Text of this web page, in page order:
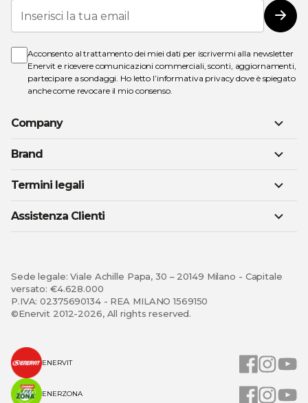
Iscriviti
alla
nostra
Acconsento al trattamento dei miei dati per iscrivermi alla newsletter
Enervit e ricevere comunicazioni commerciali, sconti, aggiornamenti,
partecipare a sondaggi. Ho letto l’informativa privacydove è spiegato
anche come revocare il mio consenso.
Company
Brand
Termini legali
Assistenza Clienti
Sede legale: Viale Achille Papa, 30 – 20149 Milano - Capitale
versato: €4.628.000
P.IVA: 02375690134 - REA MILANO 1569150
©Enervit 2012-2026, All rights reserved.
ENERVIT
ENERZONA